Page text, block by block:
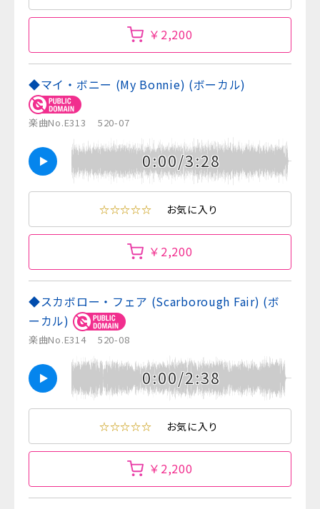
￥2,200
◆マイ・ボニー (My Bonnie) (ボーカル)
楽曲No.E313 520-07
0:00/3:28
☆☆☆☆☆ お気に入り
￥2,200
◆スカボロー・フェア (Scarborough Fair) (ボ
ーカル)
楽曲No.E314 520-08
0:00/2:38
☆☆☆☆☆ お気に入り
￥2,200